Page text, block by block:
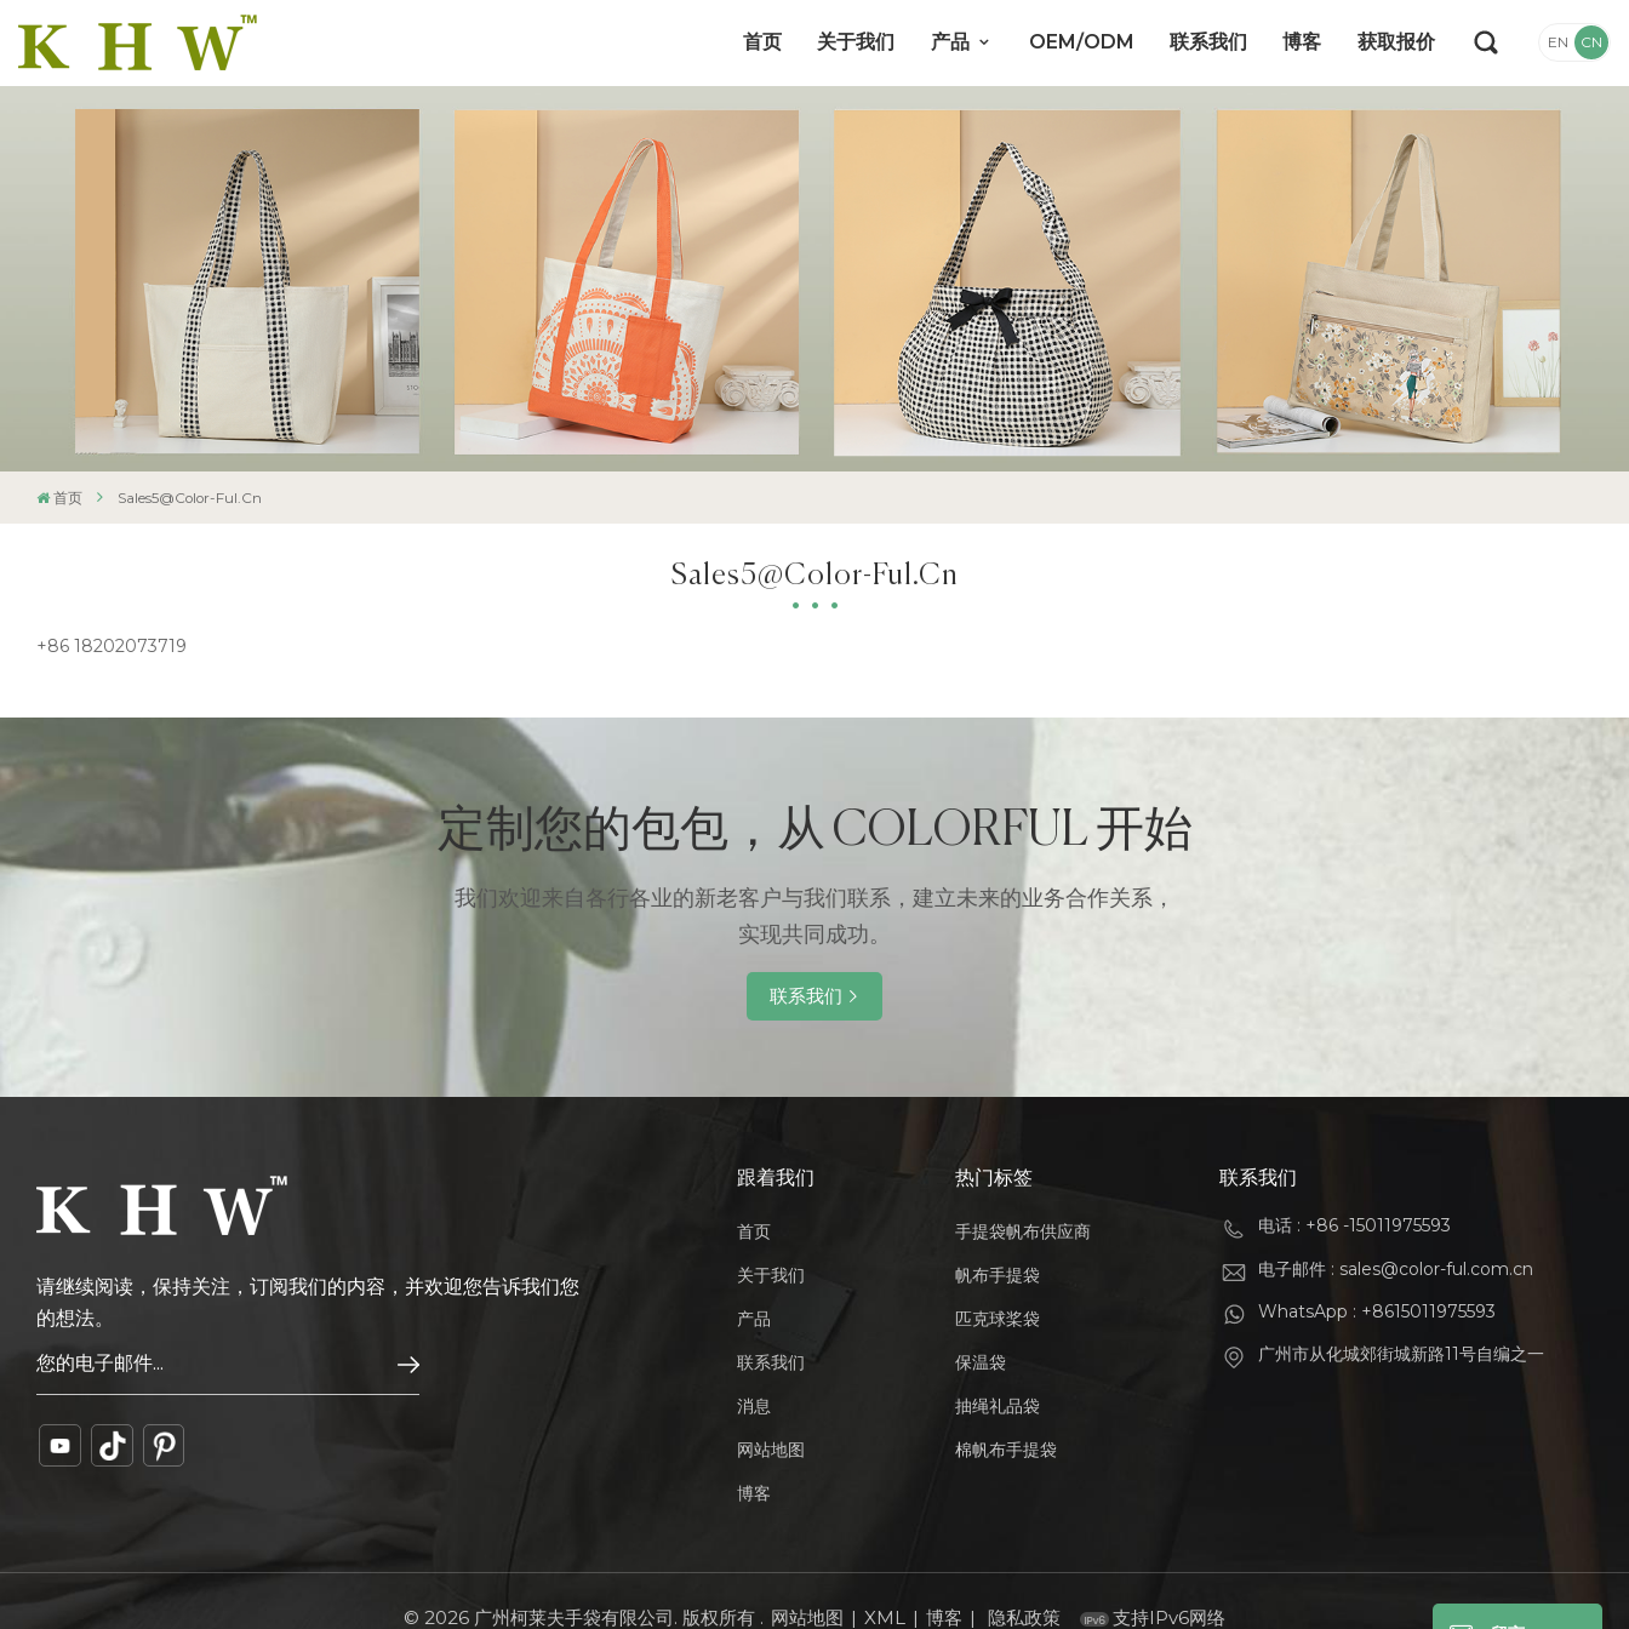
首页 关于我们 产品 OEM/ODM 联系我们 博客 获取报价 EN CN
首页 Sales5@color-Ful.cn
Sales5@color-Ful.cn
+86 18202073719
定制您的包包，从 COLORFUL 开始
我们欢迎来自各行各业的新老客户与我们联系，建立未来的业务合作关系，
实现共同成功。
联系我们
请继续阅读，保持关注，订阅我们的内容，并欢迎您告诉我们您
的想法。
跟着我们
首页
关于我们
产品
联系我们
消息
网站地图
博客
热门标签
手提袋帆布供应商
帆布手提袋
匹克球桨袋
保温袋
抽绳礼品袋
棉帆布手提袋
联系我们
电话 : +86 -15011975593
电子邮件 : sales@color-ful.com.cn
WhatsApp : +8615011975593
广州市从化城郊街城新路11号自编之一
© 2026 广州柯莱夫手袋有限公司. 版权所有 . 网站地图 | XML | 博客 | 隐私政策 支持IPv6网络